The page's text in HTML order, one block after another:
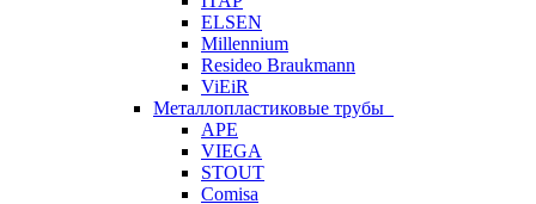
ELSEN
Millennium
Resideo Braukmann
ViEiR
Металлопластиковые трубы
APE
VIEGA
STOUT
Comisa